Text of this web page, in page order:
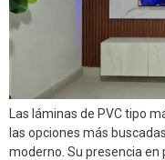
Las láminas de PVC tipo
las opciones más
moderno. Su presencia